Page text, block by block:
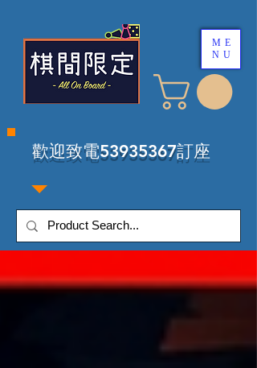
​歡迎致電53935367訂座
ME
NU